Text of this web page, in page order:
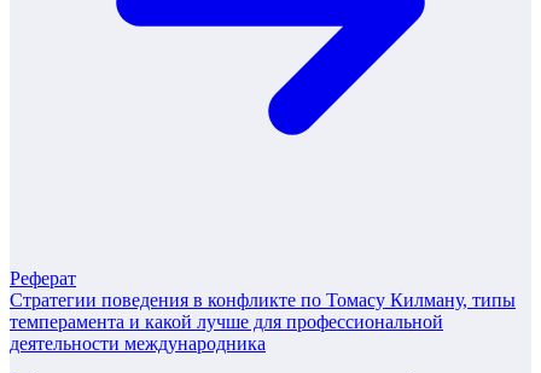
Реферат
Стратегии поведения в конфликте по Томасу Килману, типы
темперамента и какой лучше для профессиональной
деятельности международника